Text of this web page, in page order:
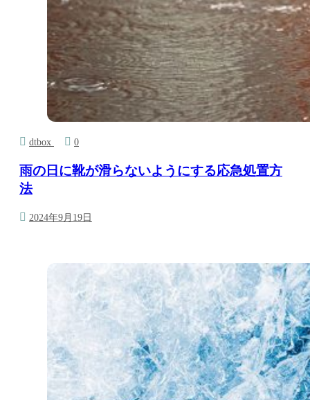
dtbox 0
雨の日に靴が滑らないようにする応急処置方
法
2024年9月19日